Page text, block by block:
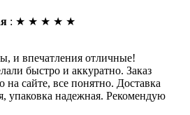
: ★ ★ ★ ★ ★
и впечатления отличные!
быстро и аккуратно. Заказ
на сайте, все понятно. Доставка
упаковка надежная. Рекомендую